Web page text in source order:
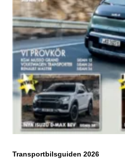
Transportbilsguiden 2026